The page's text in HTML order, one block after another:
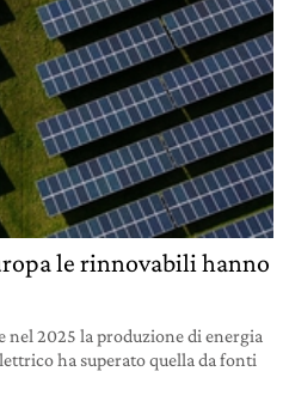
le rinnovabili hanno
nel 2025 la produzione di energia
ha superato quella da fonti